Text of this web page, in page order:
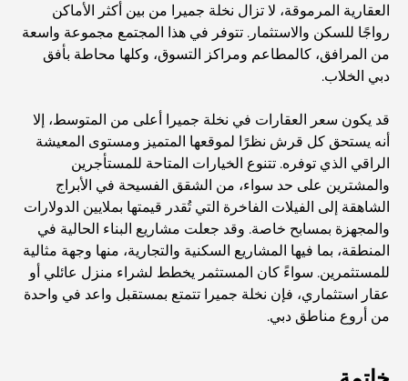
أفضل المنتجعات الشاطئية في دبي لقضاء عطلة فاخرة
أماكن رومانسية في دبي للحظات لا تُنسى
أفضل إقامة محلية في دبي: أفضل الفنادق والمنتجعات
أفضل المطاعم لتناول غداء عمل في مركز دبي المالي العالمي
أغلى ماركات الملابس في العالم
العقارية المرموقة، لا تزال نخلة جميرا من بين أكثر الأماكن
رواجًا للسكن والاستثمار. تتوفر في هذا المجتمع مجموعة واسعة
من المرافق، كالمطاعم ومراكز التسوق، وكلها محاطة بأفق
دبي الخلاب.
قد يكون سعر العقارات في نخلة جميرا أعلى من المتوسط، إلا
أنه يستحق كل قرش نظرًا لموقعها المتميز ومستوى المعيشة
الراقي الذي توفره. تتنوع الخيارات المتاحة للمستأجرين
والمشترين على حد سواء، من الشقق الفسيحة في الأبراج
الشاهقة إلى الفيلات الفاخرة التي تُقدر قيمتها بملايين الدولارات
والمجهزة بمسابح خاصة. وقد جعلت مشاريع البناء الحالية في
المنطقة، بما فيها المشاريع السكنية والتجارية، منها وجهة مثالية
للمستثمرين. سواءً كان المستثمر يخطط لشراء منزل عائلي أو
عقار استثماري، فإن نخلة جميرا تتمتع بمستقبل واعد في واحدة
من أروع مناطق دبي.